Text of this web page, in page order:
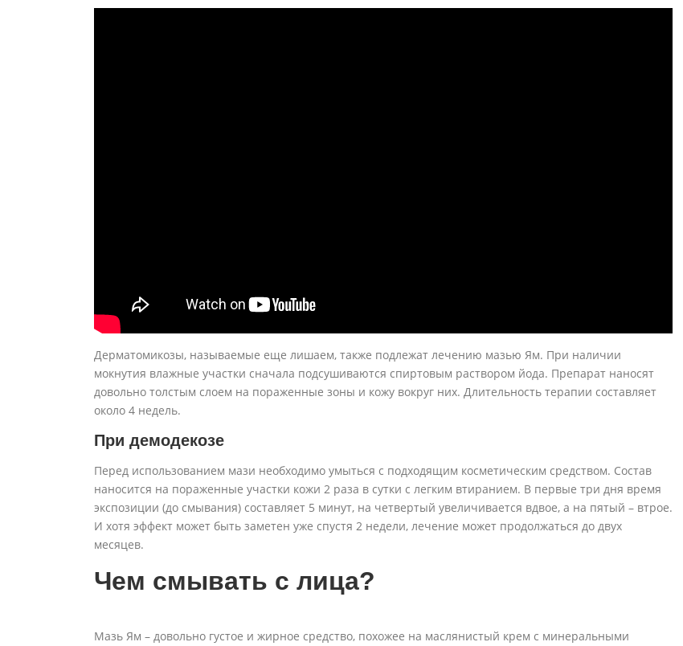
Дерматомикозы, называемые еще лишаем, также подлежат лечению мазью Ям. При наличии
мокнутия влажные участки сначала подсушиваются спиртовым раствором йода. Препарат наносят
довольно толстым слоем на пораженные зоны и кожу вокруг них. Длительность терапии составляет
около 4 недель.
При демодекозе
Перед использованием мази необходимо умыться с подходящим косметическим средством. Состав
наносится на пораженные участки кожи 2 раза в сутки с легким втиранием. В первые три дня время
экспозиции (до смывания) составляет 5 минут, на четвертый увеличивается вдвое, а на пятый – втрое.
И хотя эффект может быть заметен уже спустя 2 недели, лечение может продолжаться до двух
месяцев.
Чем смывать с лица?
Мазь Ям – довольно густое и жирное средство, похожее на маслянистый крем с минеральными